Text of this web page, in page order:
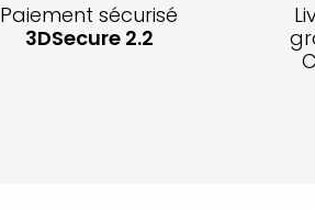
Paiement sécurisé
3DSecure 2.2